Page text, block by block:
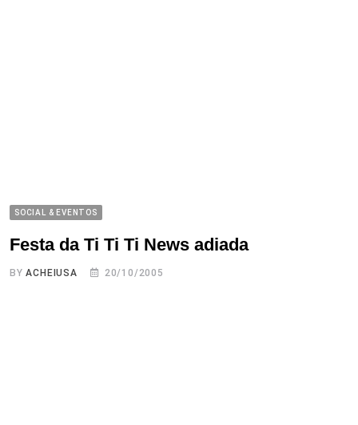
SOCIAL & EVENTOS
Festa da Ti Ti Ti News adiada
BYACHEIUSA 20/10/2005